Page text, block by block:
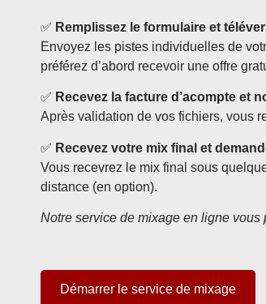
✅ Remplissez le formulaire et
Envoyez les pistes individuelles de
préférez d’abord recevoir une offre
✅ Recevez la facture d’acompte et
Après validation de vos fichiers, vous
✅ Recevez votre mix final et
Vous recevrez le mix final sous
distance (en option).
Notre service de mixage en ligne vous
Démarrer le service de mixage